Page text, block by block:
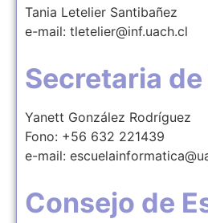
Tania Letelier Santibañez
e-mail: tletelier@inf.uach.cl
Secretaria
Yanett González Rodríguez
Fono: +56 632 221439
e-mail:
Consejo de